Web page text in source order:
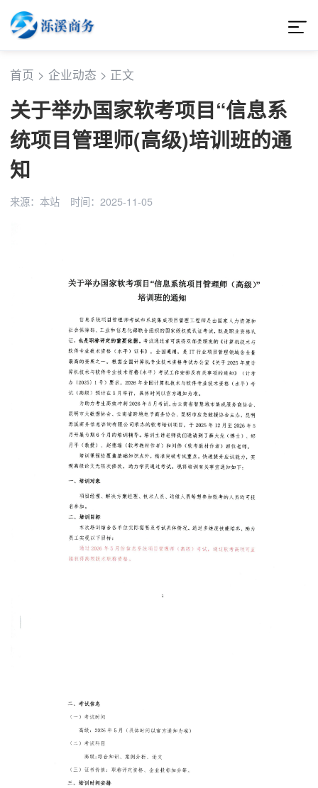
首页 > 企业动态 > 正文
关于举办国家软考项目“信息系
统项目管理师(高级)培训班的通
知
来源：本站 时间：2025-11-05